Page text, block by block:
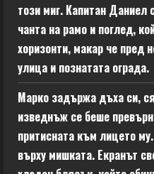
този миг. Капитан Даниел
чанта на рамо и поглед,
хоризонти, макар че пред
улица и познатата ограда.
Марко задържа дъха си,
изведнъж се беше
притисната към лицето
върху мишката. Екранът